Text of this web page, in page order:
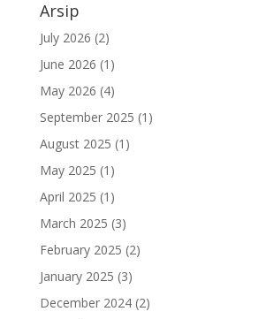
Arsip
July 2026 (2)
June 2026 (1)
May 2026 (4)
September 2025 (1)
August 2025 (1)
May 2025 (1)
April 2025 (1)
March 2025 (3)
February 2025 (2)
January 2025 (3)
December 2024(2)